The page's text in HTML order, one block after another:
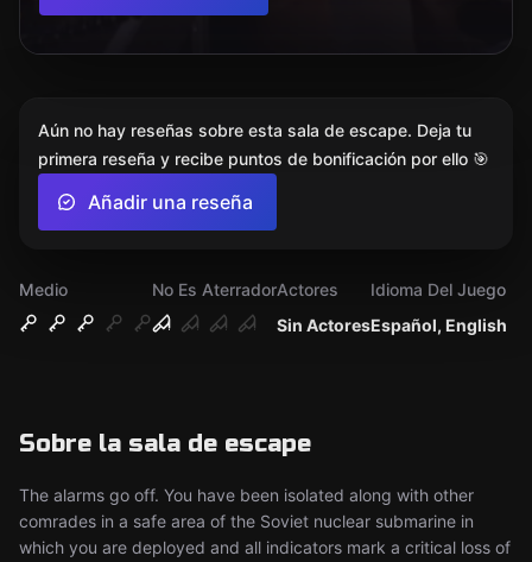
Medio
No Es Aterrador
Sin Actores
Actores
Español, English
Idioma Del Juego
Sobre la sala de escape
The alarms go off. You have been isolated along with other
comrades in a safe area of the Soviet nuclear submarine in
which you are deployed and all indicators mark a critical loss of
Aún no hay reseñas sobre esta sala de escape. Deja tu
primera reseña y recibe puntos de bonificación por ello 🎯
Añadir una reseña